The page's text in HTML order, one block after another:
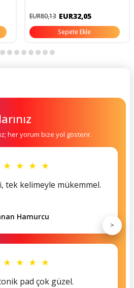
EUR80,13 EUR32,05
Sepete Ekle
her yorum bize yol gösterir.
★ ★ ★ ★
tek kelimeyle mükemmel.
Hamurcu
★ ★ ★ ★
pad çok güzel.
>